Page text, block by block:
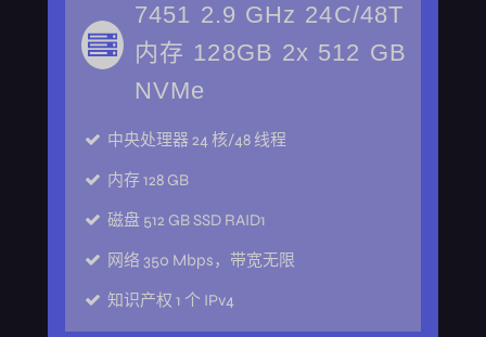
7451 2.9 GHz 24C/48T
内存 128GB 2x 512 GB
NVMe
中央处理器 24 核/48 线程
内存128 GB
磁盘 512 GB SSD RAID1
网络 350 Mbps，带宽无限
知识产权 1 个 IPv4